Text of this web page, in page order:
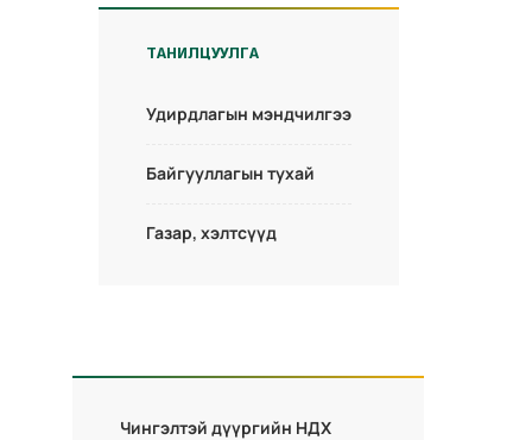
ТАНИЛЦУУЛГА
Удирдлагын мэндчилгээ
Байгууллагын тухай
Газар, хэлтсүүд
Чингэлтэй дүүргийн НДХ